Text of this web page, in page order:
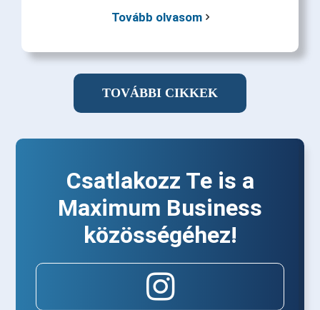
Tovább olvasom
TOVÁBBI CIKKEK
Csatlakozz Te is a
Maximum Business
közösségéhez!